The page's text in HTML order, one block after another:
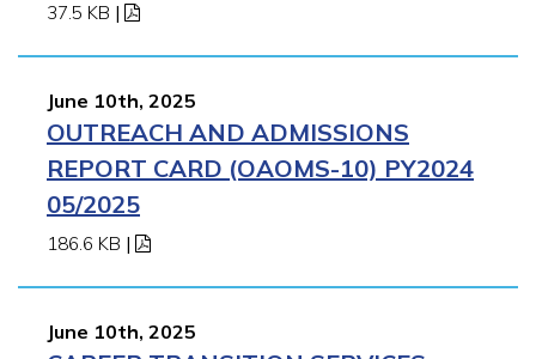
37.5 KB |
June 10th, 2025
OUTREACH AND ADMISSIONS
REPORT CARD (OAOMS-10) PY2024
05/2025
186.6 KB |
June 10th, 2025